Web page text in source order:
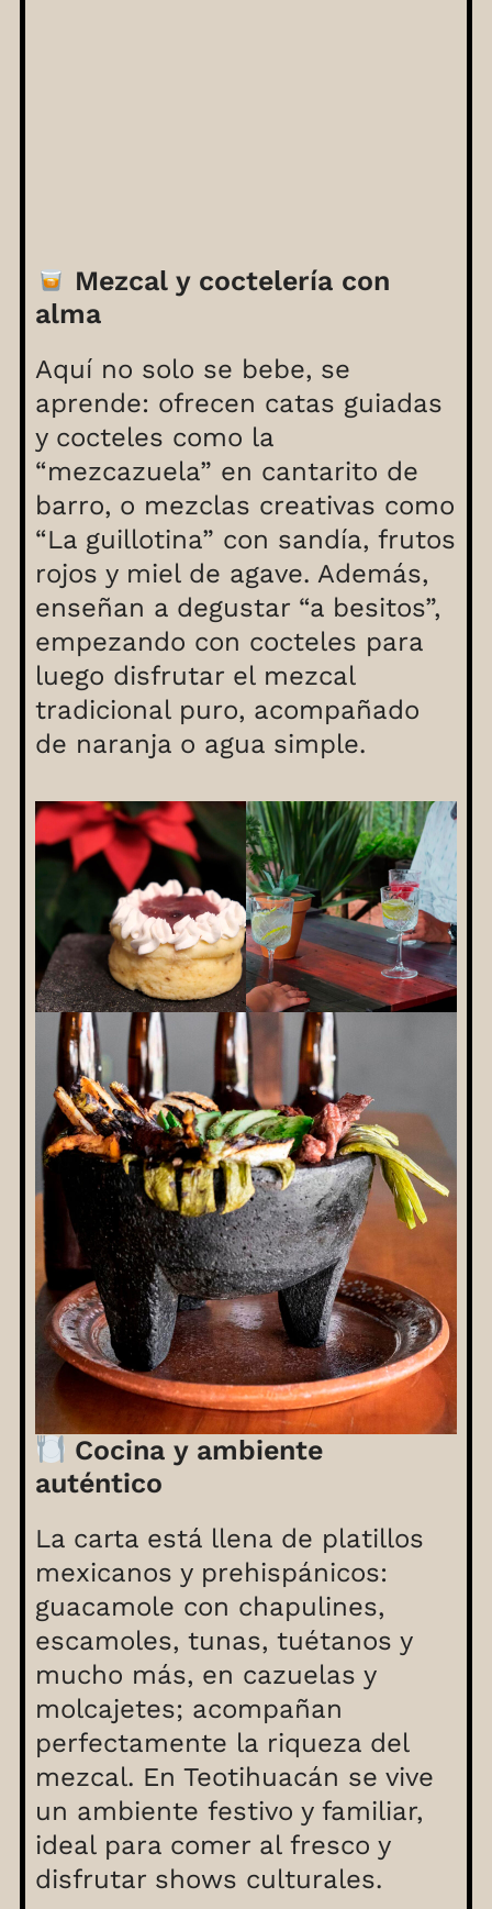
Mezcal y coctelería con
alma
Aquí no solo se bebe, se
aprende: ofrecen catas guiadas
y cocteles como la
“mezcazuela” en cantarito de
barro, o mezclas creativas como
“La guillotina” con sandía, frutos
rojos y miel de agave. Además,
enseñan a degustar “a besitos”,
empezando con cocteles para
luego disfrutar el mezcal
tradicional puro, acompañado
de naranja o agua simple.
Cocina y ambiente
auténtico
La carta está llena de platillos
mexicanos y prehispánicos:
guacamole con chapulines,
escamoles, tunas, tuétanos y
mucho más, en cazuelas y
molcajetes; acompañan
perfectamente la riqueza del
mezcal. En Teotihuacán se vive
un ambiente festivo y familiar,
ideal para comer al fresco y
disfrutar shows culturales.